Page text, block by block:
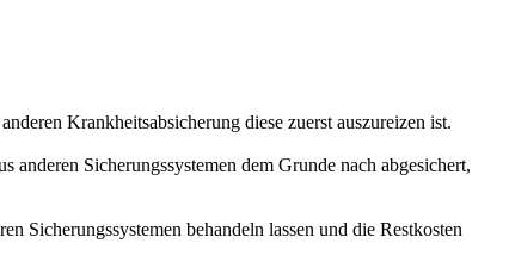
Krankheitsabsicherung diese zuerst auszureizen ist.
Sicherungssystemen dem Grunde nach abgesichert,
Sicherungssystemen behandeln lassen und die Restkosten